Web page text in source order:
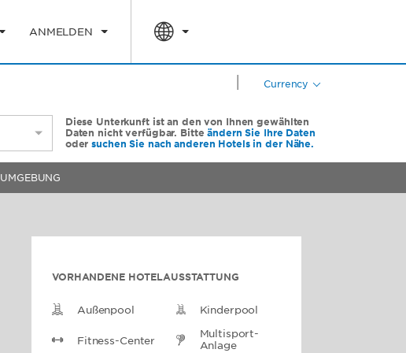
ANMELDEN
Currency
Diese Unterkunft ist an den von Ihnen gewählten
Daten nicht verfügbar. Bitteändern Sie Ihre Daten
odersuchen Sie nach anderen Hotels in der Nähe.
UMGEBUNG
VORHANDENE HOTELAUSSTATTUNG
Außenpool Kinderpool
Fitness-Center
Multisport-
Anlage